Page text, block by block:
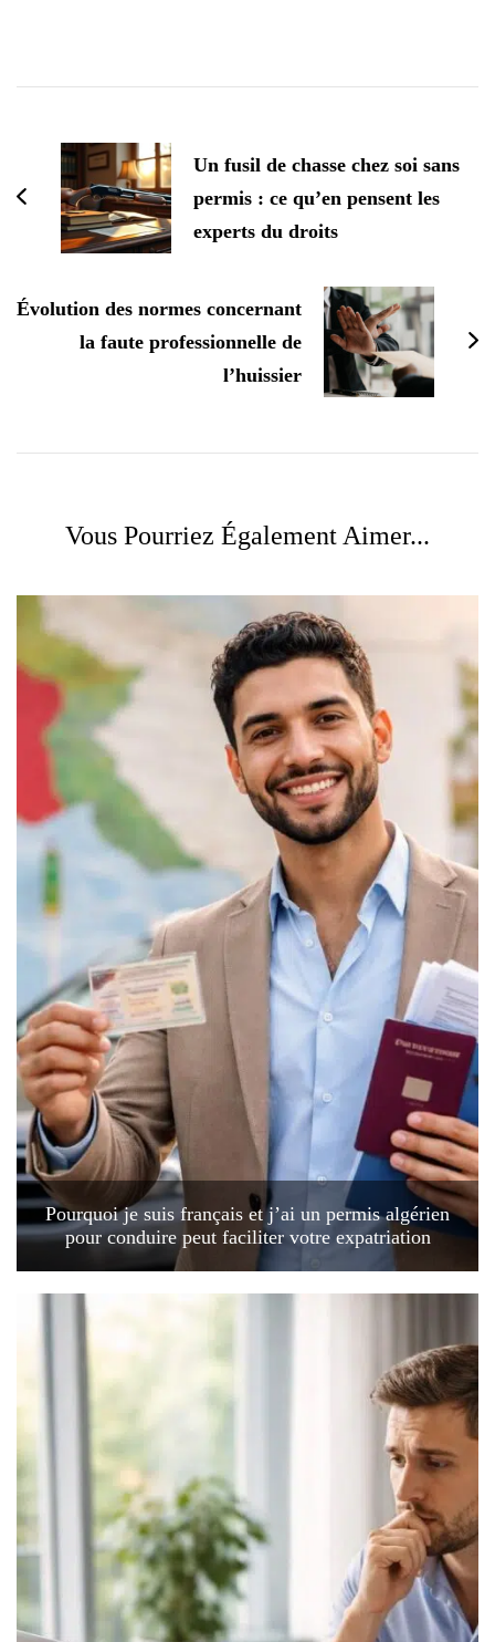
d'article
Un fusil de chasse chez soi sans
permis : ce qu’en pensent les
experts du droits
Évolution des normes concernant
la faute professionnelle de
l’huissier
Vous Pourriez Également Aimer...
Pourquoi je suis français et j’ai un permis algérien
pour conduire peut faciliter votre expatriation